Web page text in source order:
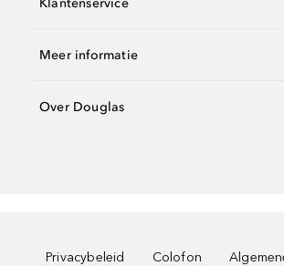
Meer informatie
Over Douglas
Privacybeleid Colofon